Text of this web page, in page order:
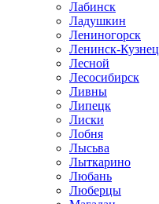
Лабинск
Ладушкин
Лениногорск
Ленинск-
Лесной
Лесосибирск
Ливны
Липецк
Лиски
Лобня
Лысьва
Лыткарино
Любань
Люберцы